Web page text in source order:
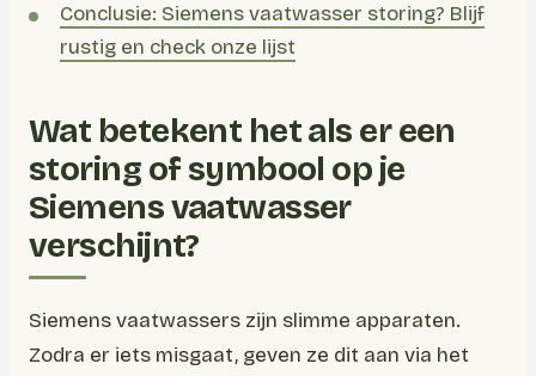
Conclusie: Siemens vaatwasser storing? Blijf
rustig en check onze lijst
Wat betekent het als er een
storing of symbool op je
Siemens vaatwasser
verschijnt?
Siemens vaatwassers zijn slimme apparaten.
Zodra er iets misgaat, geven ze dit aan via het